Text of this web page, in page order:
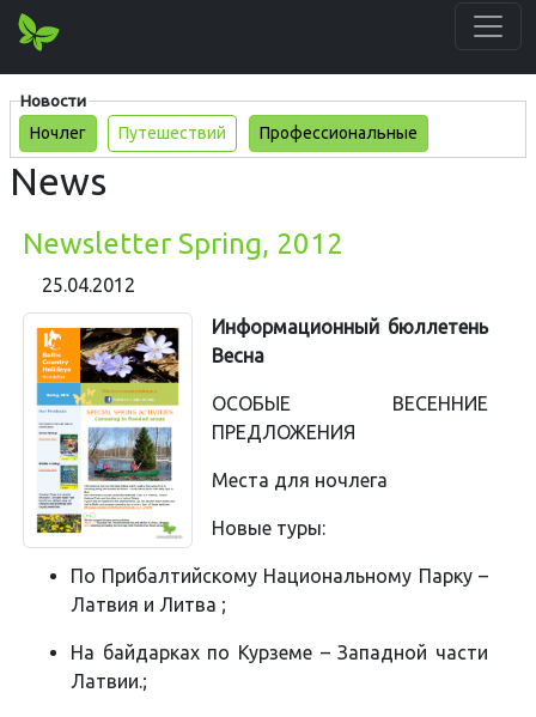
Новости
Ночлег
Путешествий Профессиональные
News
Newsletter Spring, 2012
25.04.2012
Информационный бюллетень
Bесна
ОСОБЫЕ ВЕСЕННИЕ
ПРЕДЛОЖЕНИЯ
Места для ночлега
Новые туры:
По Прибалтийскому Национальному Парку –
Латвия и Литва ;
На байдарках по Курземе – Западной части
Латвии.;